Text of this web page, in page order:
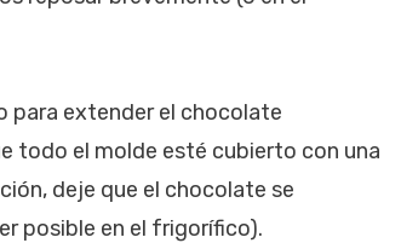
para extender el chocolate
todo el molde esté cubierto con una
deje que el chocolate se
posible en el frigorífico).